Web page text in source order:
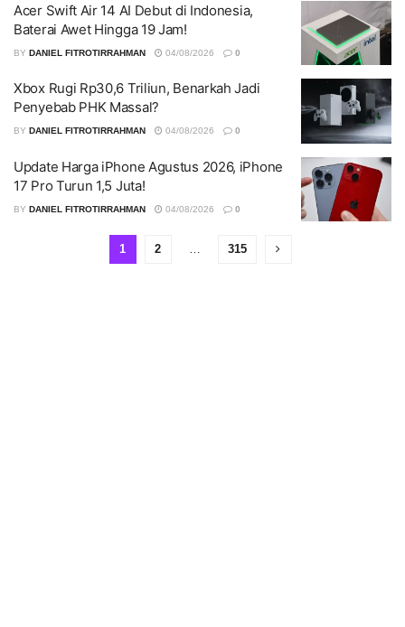
Acer Swift Air 14 AI Debut di Indonesia,
Baterai Awet Hingga 19 Jam!
BY DANIEL FITROTIRRAHMAN 04/08/2026 0
Xbox Rugi Rp30,6 Triliun, Benarkah Jadi
Penyebab PHK Massal?
BY DANIEL FITROTIRRAHMAN 04/08/2026 0
Update Harga iPhone Agustus 2026, iPhone
17 Pro Turun 1,5 Juta!
BY DANIEL FITROTIRRAHMAN 04/08/2026 0
1 2 … 315